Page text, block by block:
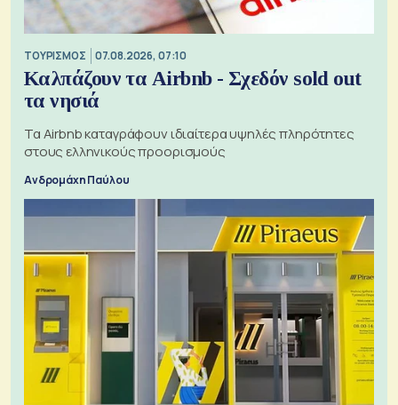
ΤΟΥΡΙΣΜΟΣ 07.08.2026, 07:10
Καλπάζουν τα Airbnb - Σχεδόν sold out
τα νησιά
Τα Airbnb καταγράφουν ιδιαίτερα υψηλές πληρότητες
στους ελληνικούς προορισμούς
Ανδρομάχη Παύλου